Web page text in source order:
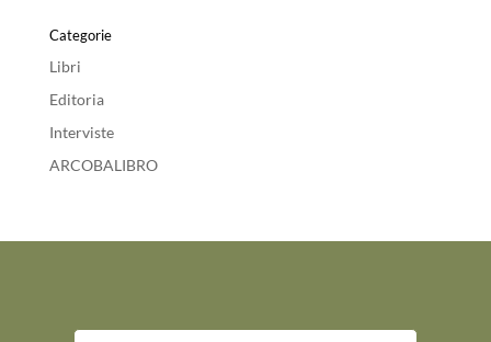
Categorie
Libri
Editoria
Interviste
ARCOBALIBRO